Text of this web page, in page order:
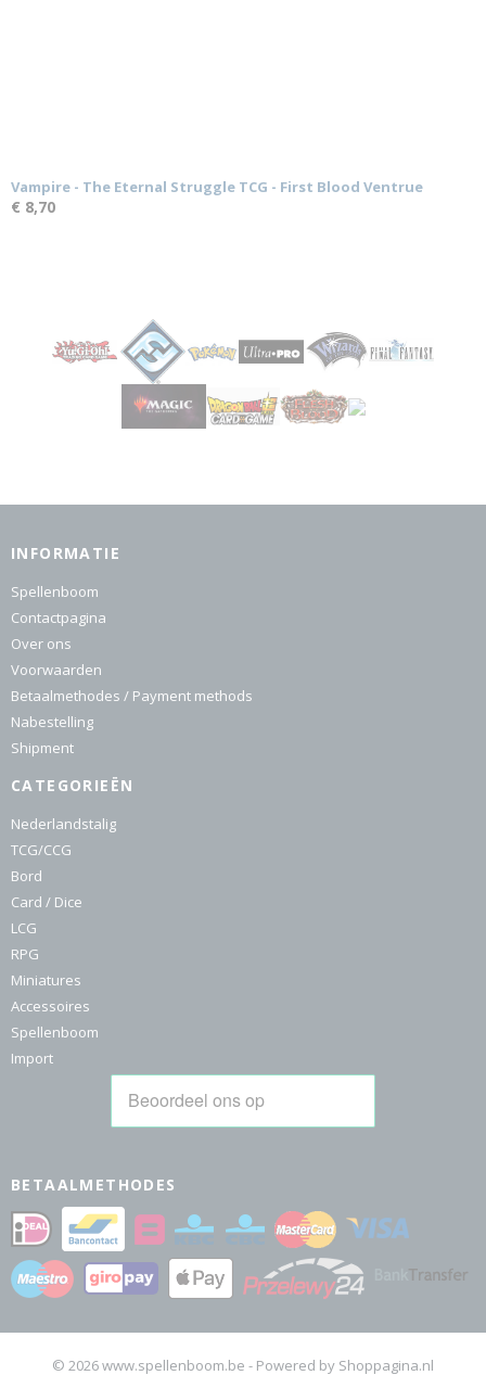
Vampire - The Eternal Struggle TCG - First Blood Ventrue
€ 8,70
INFORMATIE
Spellenboom
Contactpagina
Over ons
Voorwaarden
Betaalmethodes / Payment methods
Nabestelling
Shipment
CATEGORIEËN
Nederlandstalig
TCG/CCG
Bord
Card / Dice
LCG
RPG
Miniatures
Accessoires
Spellenboom
Import
BETAALMETHODES
© 2026 www.spellenboom.be - Powered by Shoppagina.nl